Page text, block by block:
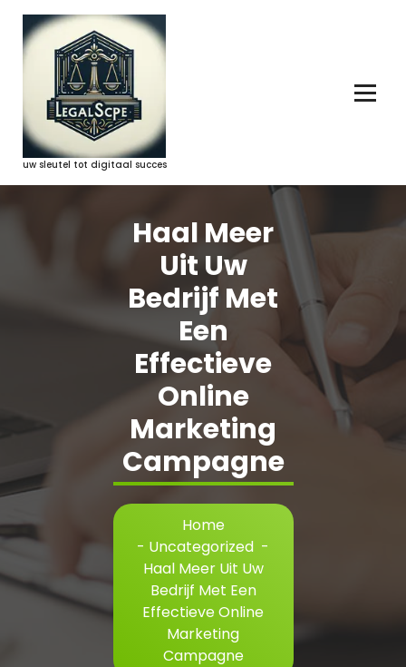
naar
uw sleutel tot digitaal succes
Haal Meer
Uit Uw
Bedrijf Met
Een
Effectieve
Online
Marketing
Campagne
Home
- Uncategorized -
Haal Meer Uit Uw
Bedrijf Met Een
Effectieve Online
Marketing
Campagne